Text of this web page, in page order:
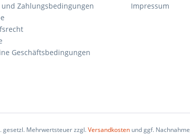
und Zahlungsbedingungen
Geschäftsbedingungen
Impressum
gesetzl. Mehrwertsteuer zzgl.Versandkostenund ggf.